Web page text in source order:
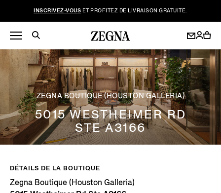
INSCRIVEZ-VOUS ET PROFITEZ DE LIVRAISON GRATUITE.
ZEGNA BOUTIQUE (HOUSTON GALLERIA)
5015 WESTHEIMER RD
STE A3166
DÉTAILS DE LA BOUTIQUE
Zegna Boutique (Houston Galleria)